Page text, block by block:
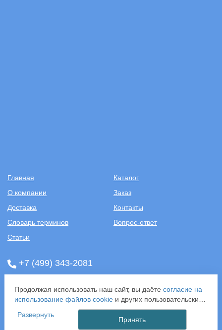
Главная
Каталог
О компании
Заказ
Доставка
Контакты
Словарь терминов
Вопрос-ответ
Статьи
+7 (499) 343-2081
ИНН: 7731286301
ОГРН: 1157746583092
121357, г. Москва, ул. Верейская, д. 29, стр. 35
Продолжая использовать наш сайт, вы даёте согласие на
использование файлов cookieи других пользовательских
данных (включая IP-адрес, сведения о местоположении,
устройстве, действиях на сайте и т. п.) для
Развернуть
Принять